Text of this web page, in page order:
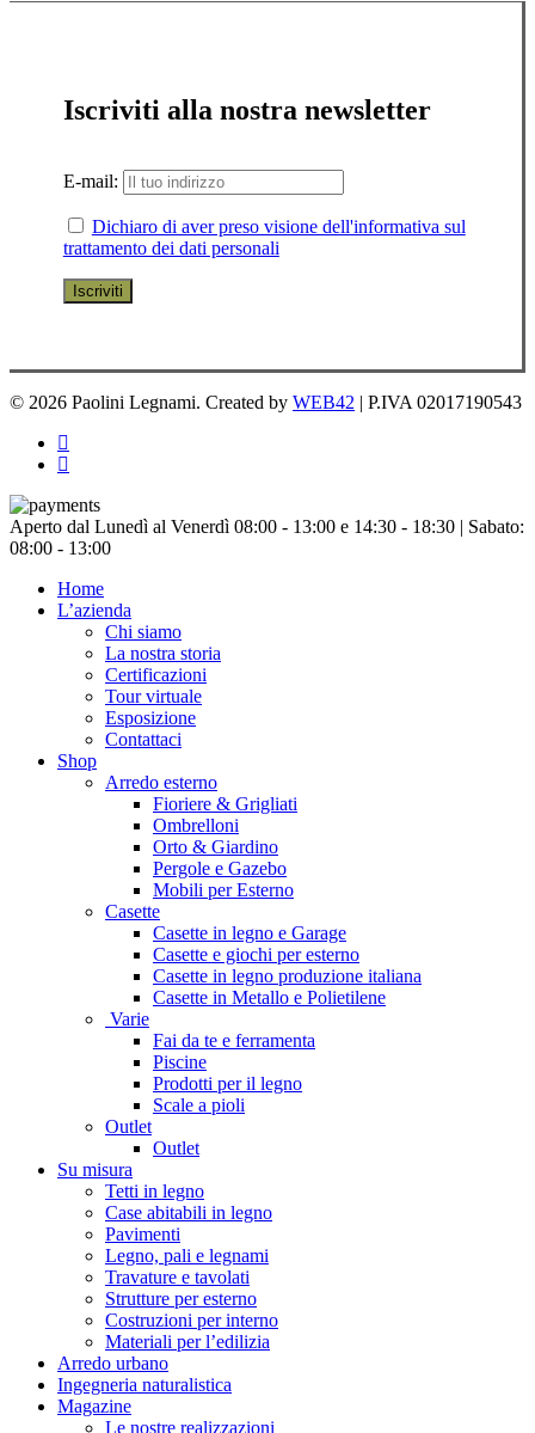
Iscriviti alla nostra newsletter
E-mail:
Dichiaro di aver preso visione dell'informativa sul
trattamento dei dati personali
© 2026 Paolini Legnami. Created by WEB42 | P.IVA 02017190543
facebook
instagram
Chiudi
menu
Aperto dal Lunedì al Venerdì 08:00 - 13:00 e 14:30 - 18:30 | Sabato:
08:00 - 13:00
Home
L’azienda
Chi siamo
La nostra storia
Certificazioni
Tour virtuale
Esposizione
Contattaci
Shop
Arredo esterno
Fioriere & Grigliati
Ombrelloni
Orto & Giardino
Pergole e Gazebo
Mobili per Esterno
Casette
Casette in legno e Garage
Casette e giochi per esterno
Casette in legno produzione italiana
Casette in Metallo e Polietilene
Varie
Fai da te e ferramenta
Piscine
Prodotti per il legno
Scale a pioli
Outlet
Outlet
Su misura
Tetti in legno
Case abitabili in legno
Pavimenti
Legno, pali e legnami
Travature e tavolati
Strutture per esterno
Costruzioni per interno
Materiali per l’edilizia
Arredo urbano
Ingegneria naturalistica
Magazine
Le nostre realizzazioni